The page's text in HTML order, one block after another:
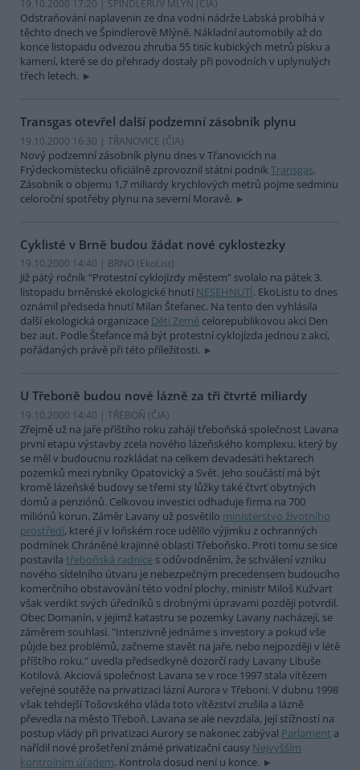
19.10.2000 17:20 | ŠPINDLERŮV MLÝN (ČIA)
Odstraňování naplavenin ze dna vodní nádrže Labská probíhá v
těchto dnech ve Špindlerově Mlýně. Nákladní automobily až do
konce listopadu odvezou zhruba 55 tisíc kubických metrů písku a
kamení, které se do přehrady dostaly při povodních v uplynulých
třech letech.
Transgas otevřel další podzemní zásobník plynu
19.10.2000 16:30 | TŘANOVICE (ČIA)
Nový podzemní zásobník plynu dnes v Třanovicích na
Frýdeckomístecku oficiálně zprovoznil státní podnik Transgas.
Zásobník o objemu 1,7 miliardy krychlových metrů pojme sedminu
celoroční spotřeby plynu na severní Moravě.
Cyklisté v Brně budou žádat nové cyklostezky
19.10.2000 14:40 | BRNO (EkoList)
Již pátý ročník "Protestní cyklojízdy městem" svolalo na pátek 3.
listopadu brněnské ekologické hnutí NESEHNUTÍ. EkoListu to dnes
oznámil předseda hnutí Milan Štefanec. Na tento den vyhlásila
další ekologická organizace Děti Země celorepublikovou akci Den
bez aut. Podle Štefance má být protestní cyklojízda jednou z akcí,
pořádaných právě při této příležitosti.
U Třeboně budou nové lázně za tři čtvrtě miliardy
19.10.2000 14:40 | TŘEBOŇ (ČIA)
Zřejmě už na jaře příštího roku zahájí třeboňská společnost Lavana
první etapu výstavby zcela nového lázeňského komplexu, který by
se měl v budoucnu rozkládat na celkem devadesáti hektarech
pozemků mezi rybníky Opatovický a Svět. Jeho součástí má být
kromě lázeňské budovy se třemi sty lůžky také čtvrť obytných
domů a penziónů. Celkovou investici odhaduje firma na 700
miliónů korun. Záměr Lavany už posvětilo ministerstvo životního
prostředí, které jí v loňském roce udělilo výjimku z ochranných
podmínek Chráněné krajinné oblasti Třeboňsko. Proti tomu se sice
postavila třeboňská radnice s odůvodněním, že schválení vzniku
nového sídelního útvaru je nebezpečným precedensem budoucího
komerčního obstavování této vodní plochy, ministr Miloš Kužvart
však verdikt svých úředníků s drobnými úpravami později potvrdil.
Obec Domanín, v jejímž katastru se pozemky Lavany nacházejí, se
záměrem souhlasí. "Intenzivně jednáme s investory a pokud vše
půjde bez problémů, začneme stavět na jaře, nebo nejpozději v létě
příštího roku," uvedla předsedkyně dozorčí rady Lavany Libuše
Kotilová. Akciová společnost Lavana se v roce 1997 stala vítězem
veřejné soutěže na privatizaci lázní Aurora v Třeboni. V dubnu 1998
však tehdejší Tošovského vláda toto vítězství zrušila a lázně
převedla na město Třeboň. Lavana se ale nevzdala, její stížností na
postup vlády při privatizaci Aurory se nakonec zabýval Parlament a
nařídil nové prošetření známé privatizační causy Nejvyšším
kontrolním úřadem. Kontrola dosud není u konce.